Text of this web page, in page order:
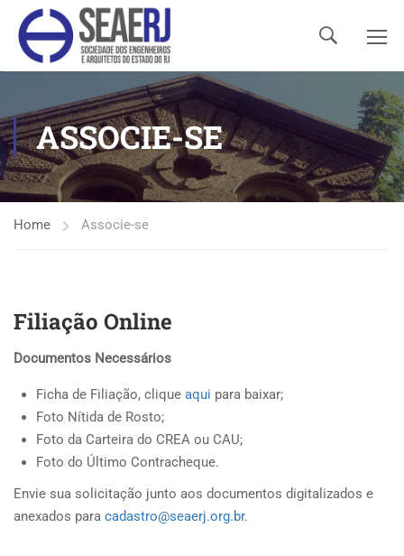
ASSOCIE-SE
Home Associe-se
Filiação Online
Documentos Necessários
Ficha de Filiação, clique aqui para baixar;
Foto Nítida de Rosto;
Foto da Carteira do CREA ou CAU;
Foto do Último Contracheque.
Envie sua solicitação junto aos documentos digitalizados e
anexados para cadastro@seaerj.org.br.